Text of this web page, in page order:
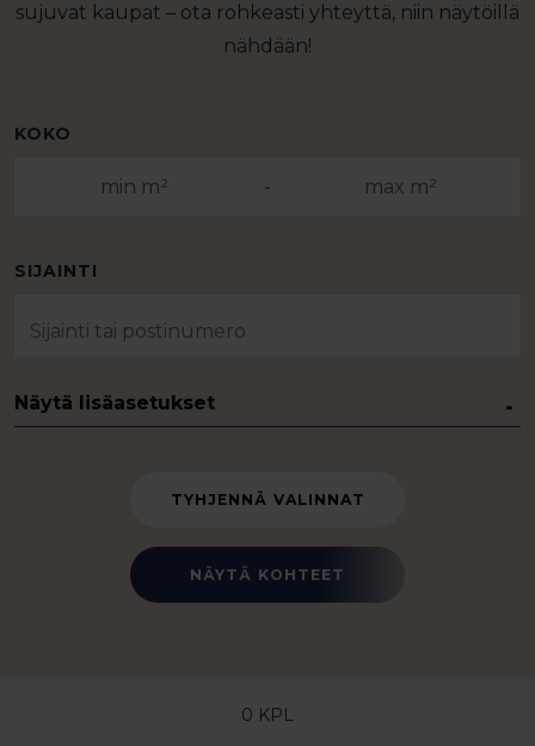
sujuvat kaupat – ota rohkeasti yhteyttä, niin näytöillä
nähdään!
KOKO
-
SIJAINTI
Näytä lisäasetukset
TYHJENNÄ VALINNAT
NÄYTÄ KOHTEET
0 KPL